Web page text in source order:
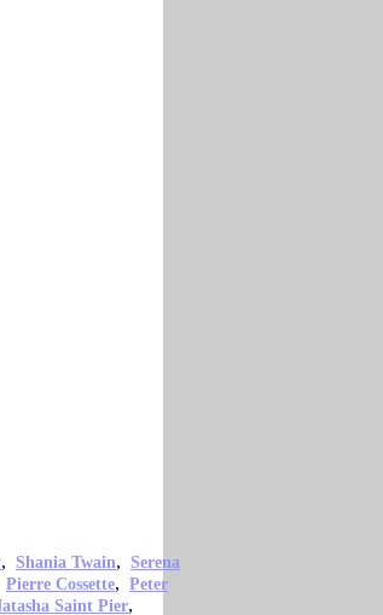
, Shania Twain, Serena
Pierre Cossette, Peter
Saint Pier,